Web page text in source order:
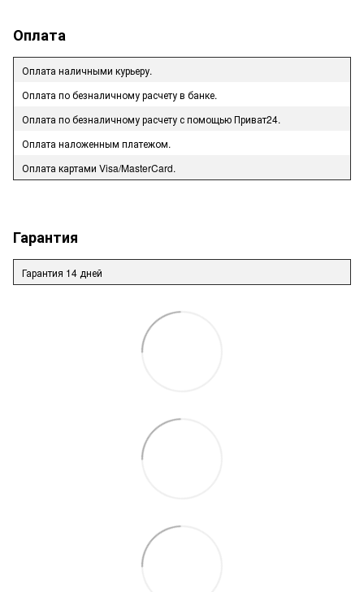
Оплата
Оплата наличными курьеру.
Оплата по безналичному расчету в банке.
Оплата по безналичному расчету с помощью Приват24.
Оплата наложенным платежом.
Оплата картами Visa/MasterCard.
Гарантия
Гарантия 14 дней